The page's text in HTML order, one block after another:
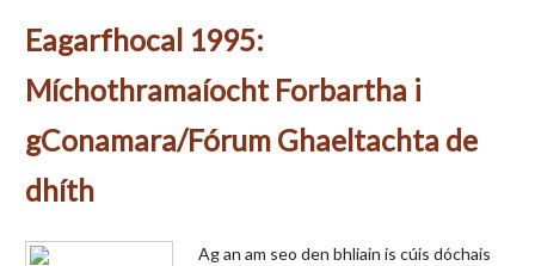
Eagarfhocal 1995:
Míchothramaíocht Forbartha i
gConamara/Fórum Ghaeltachta de
dhíth
Ag an am seo den bhliain is cúis dóchais